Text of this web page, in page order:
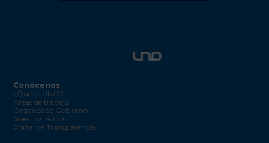
Conócenos
¿Qué es UNO?
Áreas de trabajo
Órganos de Gobierno
Nuestros Socios
Portal de Transparencia